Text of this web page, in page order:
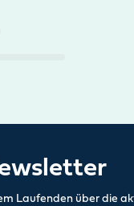
Laufenden über die